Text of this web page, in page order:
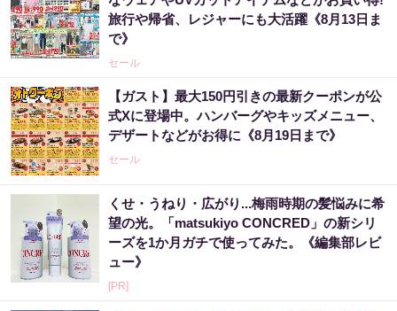
旅行や帰省、レジャーにも大活躍《8月13日ま
で》
セール
【ガスト】最大150円引きの最新クーポンが公
式Xに登場中。ハンバーグやキッズメニュー、
デザートなどがお得に《8月19日まで》
セール
くせ・うねり・広がり...梅雨時期の髪悩みに希
望の光。「matsukiyo CONCRED」の新シリ
ーズを1か月ガチで使ってみた。《編集部レビ
ュー》
[PR]